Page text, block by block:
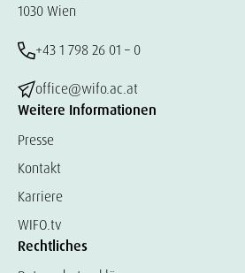
1030 Wien
+43 1 798 26 01 – 0
office@wifo.ac.at
Weitere Informationen
Presse
Kontakt
Karriere
WIFO.tv
Rechtliches